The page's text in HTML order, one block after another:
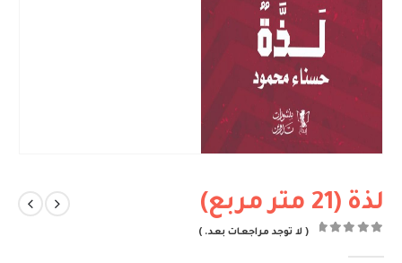
لذة (21 متر مربع)
( لا توجد مراجعات بعد. )